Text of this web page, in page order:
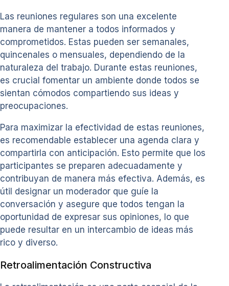
Las reuniones regulares son una excelente
manera de mantener a todos informados y
comprometidos. Estas pueden ser semanales,
quincenales o mensuales, dependiendo de la
naturaleza del trabajo. Durante estas reuniones,
es crucial fomentar un ambiente donde todos se
sientan cómodos compartiendo sus ideas y
preocupaciones.
Para maximizar la efectividad de estas reuniones,
es recomendable establecer una agenda clara y
compartirla con anticipación. Esto permite que los
participantes se preparen adecuadamente y
contribuyan de manera más efectiva. Además, es
útil designar un moderador que guíe la
conversación y asegure que todos tengan la
oportunidad de expresar sus opiniones, lo que
puede resultar en un intercambio de ideas más
rico y diverso.
Retroalimentación Constructiva